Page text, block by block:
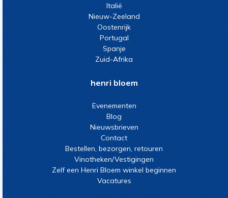
Italië
Nieuw-Zeeland
Oostenrijk
Portugal
Spanje
Zuid-Afrika
henri bloem
Evenementen
Blog
Nieuwsbrieven
Contact
Bestellen, bezorgen, retouren
Vinotheken/Vestigingen
Zelf een Henri Bloem winkel beginnen
Vacatures